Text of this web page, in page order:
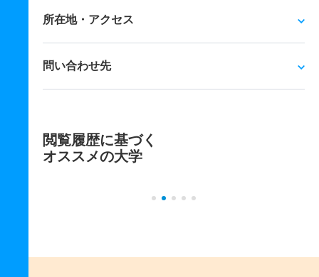
所在地・アクセス
問い合わせ先
閲覧履歴に基づく
オススメの大学